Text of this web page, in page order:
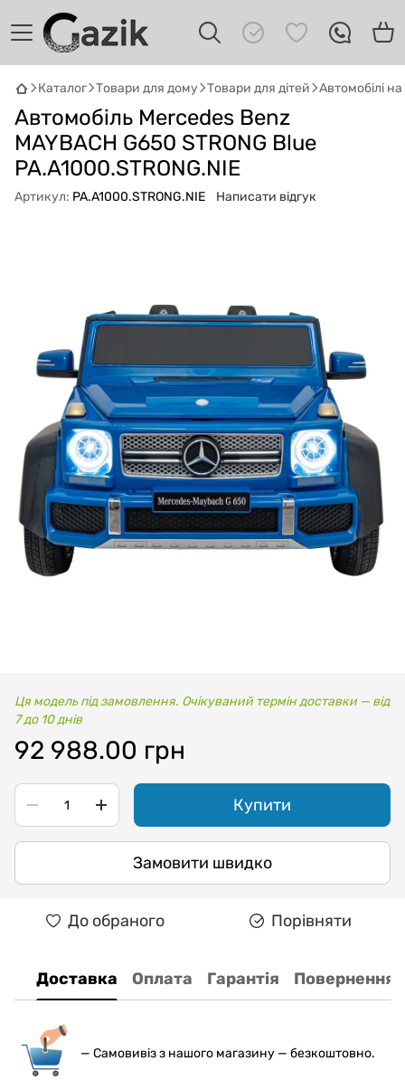
Каталог Товари для дому Товари для дітей Автомобілі
Автомобіль Mercedes Benz
MAYBACH G650 STRONG Blue
PA.A1000.STRONG.NIE
Артикул: PA.A1000.STRONG.NIE Написати відгук
Ця модель під замовлення. Очікуваний термін доставки — від
7 до 10 днів
92 988.00 грн
Купити
Замовити швидко
До обраного Порівняти
Доставка Оплата Гарантія Повернення
— Самовивіз з нашого магазину — безкоштовно.
GAZIKAI
Онлайн · пошук техніки
підібрати вживану комп'ютерну техніку.